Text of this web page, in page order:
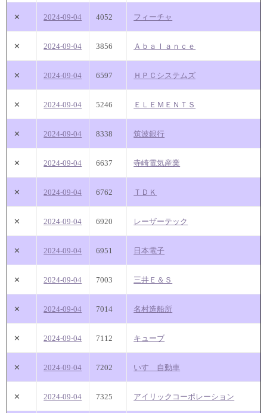
✕ 2024-09-04 4052 フィーチャ
✕ 2024-09-04 3856 Ａｂａｌａｎｃｅ
✕ 2024-09-04 6597 ＨＰＣシステムズ
✕ 2024-09-04 5246 ＥＬＥＭＥＮＴＳ
✕ 2024-09-04 8338 筑波銀行
✕ 2024-09-04 6637 寺崎電気産業
✕ 2024-09-04 6762 ＴＤＫ
✕ 2024-09-04 6920 レーザーテック
✕ 2024-09-04 6951 日本電子
✕ 2024-09-04 7003 三井Ｅ＆Ｓ
✕ 2024-09-04 7014 名村造船所
✕ 2024-09-04 7112 キューブ
✕ 2024-09-04 7202 いすゞ自動車
✕ 2024-09-04 7325 アイリックコーポレーション